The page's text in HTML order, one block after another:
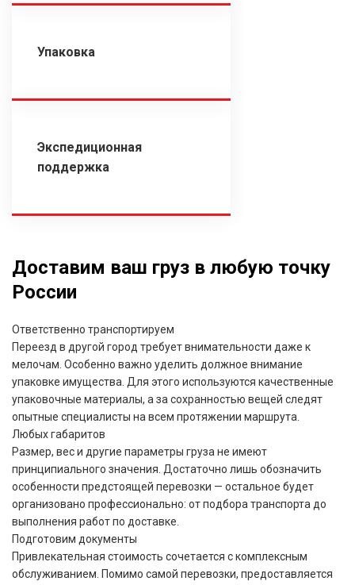
Упаковка
Экспедиционная
поддержка
Доставим ваш груз в любую точку
России
Ответственно транспортируем
Переезд в другой город требует внимательности даже к
мелочам. Особенно важно уделить должное внимание
упаковке имущества. Для этого используются качественные
упаковочные материалы, а за сохранностью вещей следят
опытные специалисты на всем протяжении маршрута.
Любых габаритов
Размер, вес и другие параметры груза не имеют
принципиального значения. Достаточно лишь обозначить
особенности предстоящей перевозки — остальное будет
организовано профессионально: от подбора транспорта до
выполнения работ по доставке.
Подготовим документы
Привлекательная стоимость сочетается с комплексным
обслуживанием. Помимо самой перевозки, предоставляется